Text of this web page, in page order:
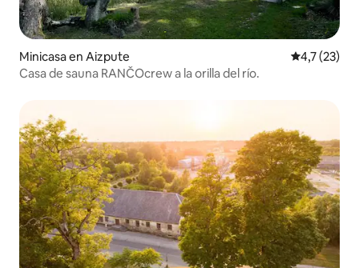
Minicasa en Aizpute Calificación
4,7 (23)
Casa de sauna RANČOcrew a la orilla del río.